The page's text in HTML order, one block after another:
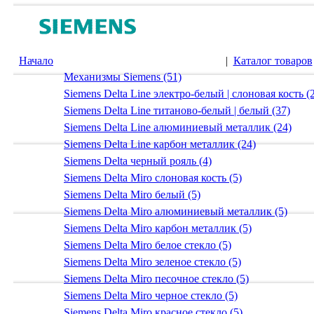
Начало | Каталог товаров
Механизмы Siemens (51)
Siemens Delta Line электро-белый | слоновая кость
Siemens Delta Line титаново-белый | белый (37)
Siemens Delta Line алюминиевый металлик (24)
Siemens Delta Line карбон металлик (24)
Siemens Delta черный рояль (4)
Siemens Delta Miro слоновая кость (5)
Siemens Delta Miro белый (5)
Siemens Delta Miro алюминиевый металлик (5)
Siemens Delta Miro карбон металлик (5)
Siemens Delta Miro белое стекло (5)
Siemens Delta Miro зеленое стекло (5)
Siemens Delta Miro песочное стекло (5)
Siemens Delta Miro черное стекло (5)